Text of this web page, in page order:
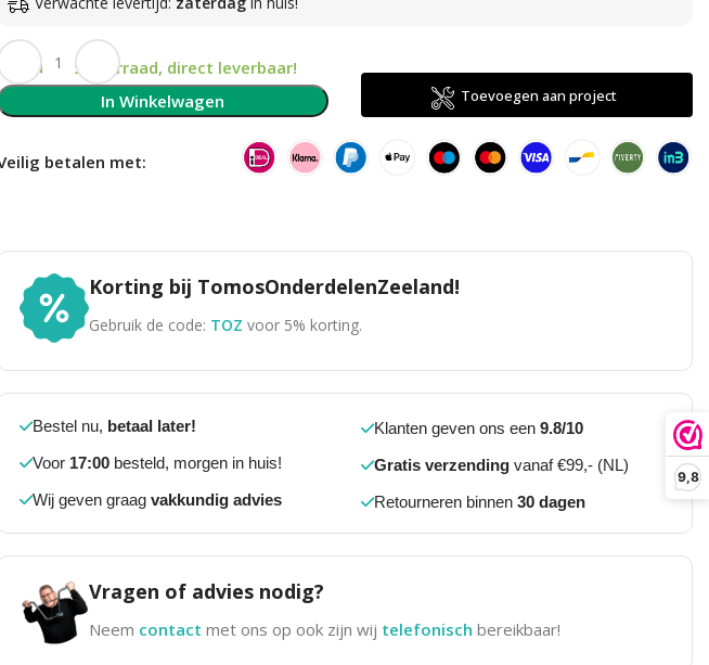
9,8
Op voorraad, direct leverbaar!
In Winkelwagen
Toevoegen aan project
betalen met:
Korting bij TomosOnderdelenZeeland!
Gebruik de code: TOZ voor 5% korting.
Bestel nu, betaal later!
Voor 17:00besteld, morgen in huis!
Wij geven graag vakkundig advies
Klanten geven ons een 9.8/10
Gratis verzendingvanaf €99,- (NL)
Retourneren binnen 30 dagen
Vragen of advies nodig?
Neem contact met ons op ook zijn wij telefonisch bereikbaar!